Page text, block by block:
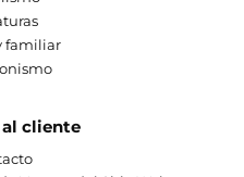
familiar
cliente